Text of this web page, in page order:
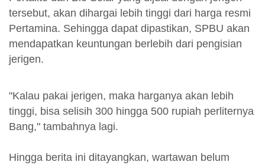
tersebut, akan dihargai lebih tinggi dari harga resmi
Pertamina. Sehingga dapat dipastikan, SPBU akan
mendapatkan keuntungan berlebih dari pengisian
jerigen.
"Kalau pakai jerigen, maka harganya akan lebih
tinggi, bisa selisih 300 hingga 500 rupiah perliternya
Bang," tambahnya lagi.
Hingga berita ini ditayangkan, wartawan belum